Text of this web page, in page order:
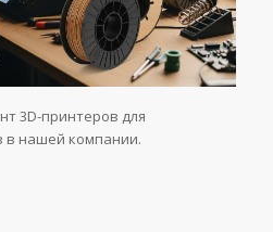
3D-принтеров для
в нашей компании.